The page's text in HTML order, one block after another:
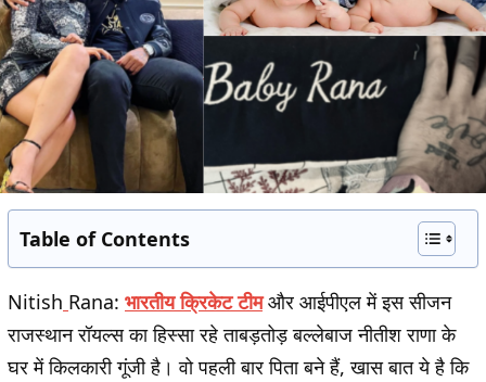
Table of Contents
Nitish Rana: भारतीय क्रिकेट टीमऔर आईपीएल में इस सीजन
राजस्थान रॉयल्स का हिस्सा रहे ताबड़तोड़ बल्लेबाज नीतीश राणा के
घर में किलकारी गूंजी है। वो पहली बार पिता बने हैं, खास बात ये है कि